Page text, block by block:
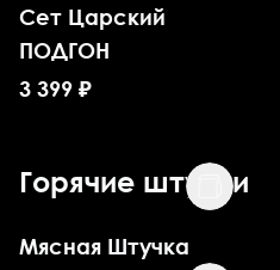
Сет Царский
ПОДГОН
3 399 ₽
Горячие штучки
Мясная Штучка